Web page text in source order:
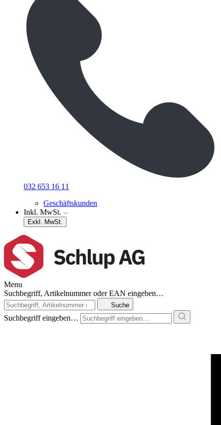
032 653 16 11
Geschäftskunden
Inkl. MwSt.
Exkl. MwSt.
Menu
Suchbegriff, Artikelnummer oder EAN eingeben…
Suche
Suchbegriff eingeben…